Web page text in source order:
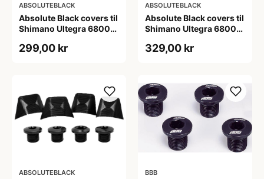
ABSOLUTEBLACK
Absolute Black covers til
Shimano Ultegra 6800
299,00 kr
ABSOLUTEBLACK
Absolute Black covers til
Shimano Ultegra 6800
329,00 kr
ABSOLUTEBLACK BBB